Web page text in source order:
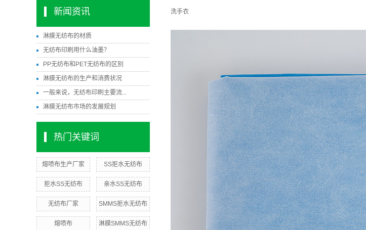
新闻资讯
淋膜无纺布的材质
无纺布印刷用什么油墨？
PP无纺布和PET无纺布的区别
淋膜无纺布的生产和消费状况
一般来说，无纺布印刷主要流...
淋膜无纺布市场的发展规划
热门关键词
熔喷布生产厂家 SS拒水无纺布
拒水SS无纺布 亲水SS无纺布
无纺布厂家 SMMS拒水无纺布
熔喷布 淋膜SMMS无纺布
洗手衣